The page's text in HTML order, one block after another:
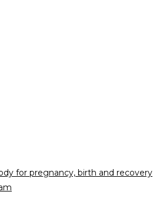
for pregnancy, birth and recovery